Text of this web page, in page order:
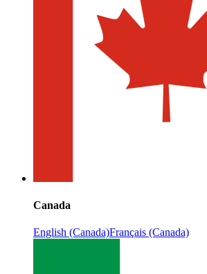
Canada
English (Canada)Français (Canada)